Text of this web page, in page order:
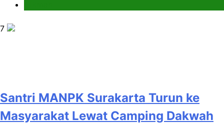
7
Santri MANPK Surakarta Turun ke
Masyarakat Lewat Camping Dakwah